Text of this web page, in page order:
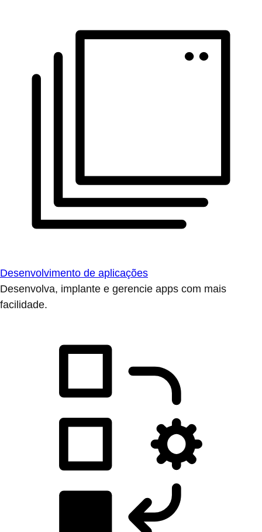
Desenvolvimento de aplicações
Desenvolva, implante e gerencie apps com mais
facilidade.